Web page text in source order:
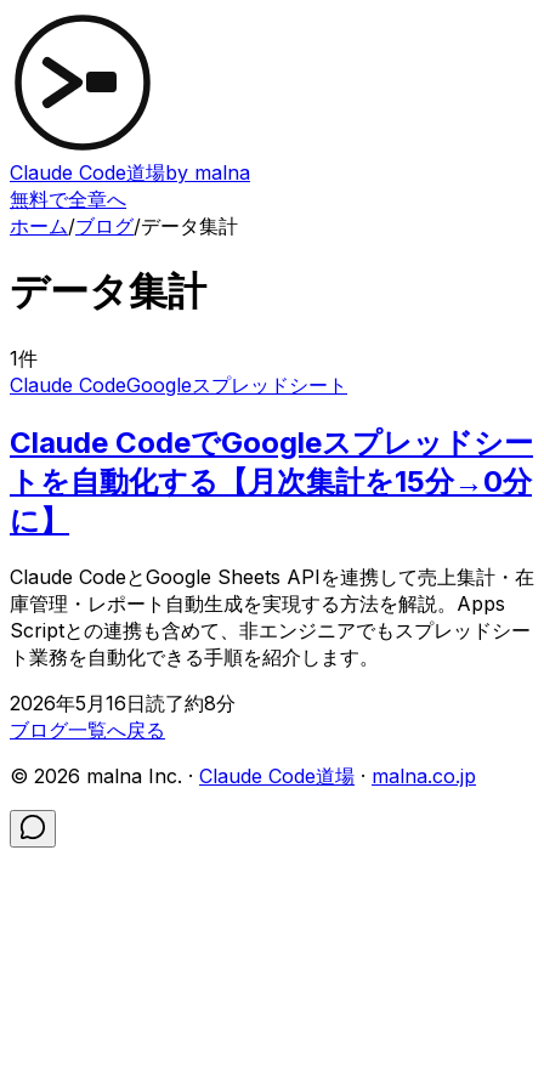
Claude Code道場by malna
無料で全章へ
ホーム/ブログ/データ集計
データ集計
1件
Claude CodeGoogleスプレッドシート
Claude CodeでGoogleスプレッドシー
トを自動化する【月次集計を15分→0分
に】
Claude CodeとGoogle Sheets APIを連携して売上集計・在
庫管理・レポート自動生成を実現する方法を解説。Apps
Scriptとの連携も含めて、非エンジニアでもスプレッドシー
ト業務を自動化できる手順を紹介します。
2026年5月16日読了約8分
ブログ一覧へ戻る
© 2026 malna Inc. · Claude Code道場 · malna.co.jp